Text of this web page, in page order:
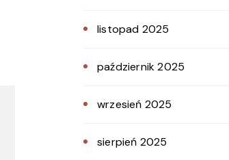
listopad 2025
październik 2025
wrzesień 2025
sierpień 2025